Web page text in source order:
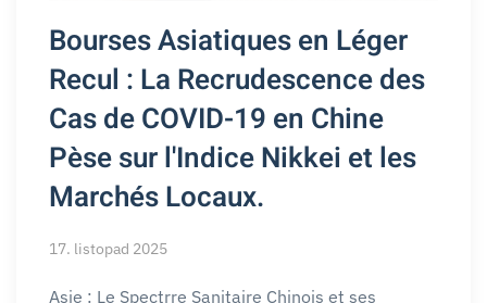
Bourses Asiatiques en Léger
Recul : La Recrudescence des
Cas de COVID-19 en Chine
Pèse sur l'Indice Nikkei et les
Marchés Locaux.
17. listopad 2025
Asie : Le Spectrre Sanitaire Chinois et ses